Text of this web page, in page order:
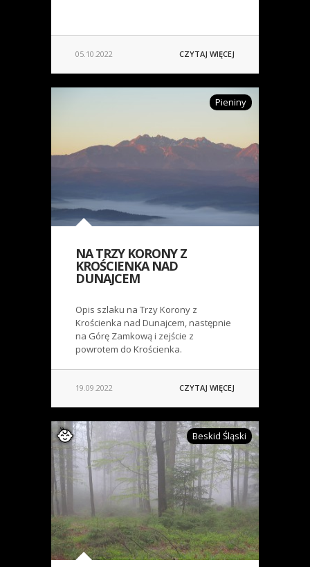
05.10.2022 CZYTAJ WIĘCEJ
Pieniny
NA TRZY KORONY Z
KROŚCIENKA NAD
DUNAJCEM
Opis szlaku na Trzy Korony z
Krościenka nad Dunajcem, następnie
na Górę Zamkową i zejście z
powrotem do Krościenka.
19.09.2022 CZYTAJ WIĘCEJ
Beskid Śląski